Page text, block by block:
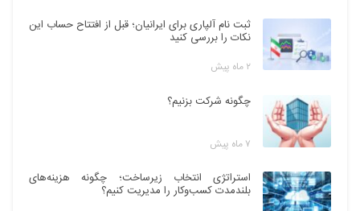
ثبت نام آلپاری برای ایرانیان؛ قبل از افتتاح حساب این
نکات را بررسی کنید
۲ ماه پیش
چگونه شرکت بزنیم؟
۷ ماه پیش
استراتژی انتخاب زیرساخت؛ چگونه هزینه‌های
بلندمدت کسب‌وکار را مدیریت کنیم؟